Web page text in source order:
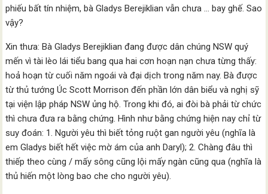
phiếu bất tín nhiệm, bà Gladys Berejiklian vẫn chưa … bay ghế. Sao
vậy?
Xin thưa: Bà Gladys Berejiklian đang được dân chúng NSW quý
mến vì tài lèo lái tiểu bang qua hai cơn hoạn nạn chưa từng thấy:
hoả hoạn từ cuối năm ngoái và đại dịch trong năm nay. Bà được
từ thủ tướng Úc Scott Morrison đến phần lớn dân biểu và nghị sỹ
tại viện lập pháp NSW ủng hộ. Trong khi đó, ai đòi bà phải từ chức
thì chưa đưa ra bằng chứng. Hình như bằng chứng hiện nay chỉ từ
suy đoán: 1. Người yêu thì biết tỏng ruột gan người yêu (nghĩa là
em Gladys biết hết việc mờ ám của anh Daryl); 2. Chàng đâu thì
thiếp theo cùng / mấy sông cũng lội mấy ngàn cũng qua (nghĩa là
thủ hiến một lòng bao che cho người yêu).